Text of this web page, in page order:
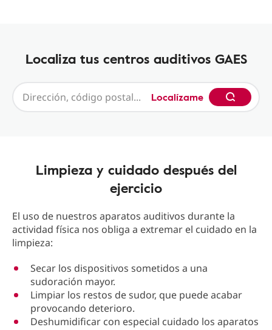
Localiza tus centros auditivos GAES
Localízame
Limpieza y cuidado después del
ejercicio
El uso de nuestros aparatos auditivos durante la
actividad física nos obliga a extremar el cuidado en la
limpieza:
Secar los dispositivos sometidos a una
sudoración mayor.
Limpiar los restos de sudor, que puede acabar
provocando deterioro.
Deshumidificar con especial cuidado los aparatos